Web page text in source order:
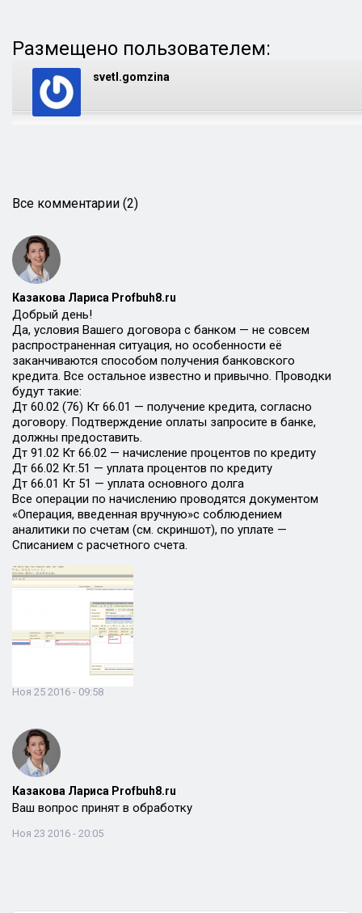
Размещено пользователем:
svetl.gomzina
Все комментарии (2)
Казакова Лариса Profbuh8.ru
Добрый день!
Да, условия Вашего договора с банком — не совсем
распространенная ситуация, но особенности её
заканчиваются способом получения банковского
кредита. Все остальное известно и привычно. Проводки
будут такие:
Дт 60.02 (76) Кт 66.01 — получение кредита, согласно
договору. Подтверждение оплаты запросите в банке,
должны предоставить.
Дт 91.02 Кт 66.02 — начисление процентов по кредиту
Дт 66.02 Кт.51 — уплата процентов по кредиту
Дт 66.01 Кт 51 — уплата основного долга
Все операции по начислению проводятся документом
«Операция, введенная вручную»с соблюдением
аналитики по счетам (см. скриншот), по уплате —
Списанием с расчетного счета.
Ноя 25 2016 - 09:58
Казакова Лариса Profbuh8.ru
Ваш вопрос принят в обработку
Ноя 23 2016 - 20:05